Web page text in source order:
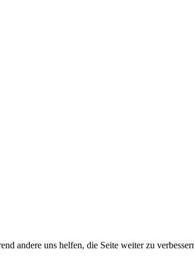
andere uns helfen, die Seite weiter zu